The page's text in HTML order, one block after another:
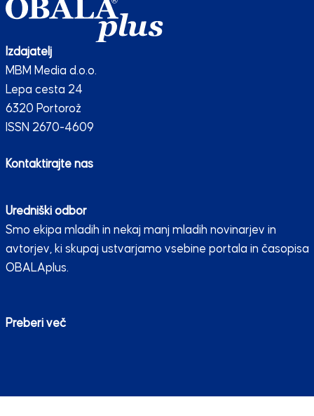
Izdajatelj
MBM Media d.o.o.
Lepa cesta 24
6320 Portorož
ISSN 2670-4609
Kontaktirajte nas
Uredniški odbor
Smo ekipa mladih in nekaj manj mladih novinarjev in
avtorjev, ki skupaj ustvarjamo vsebine portala in časopisa
OBALAplus.
Preberi več